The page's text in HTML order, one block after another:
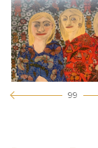
99